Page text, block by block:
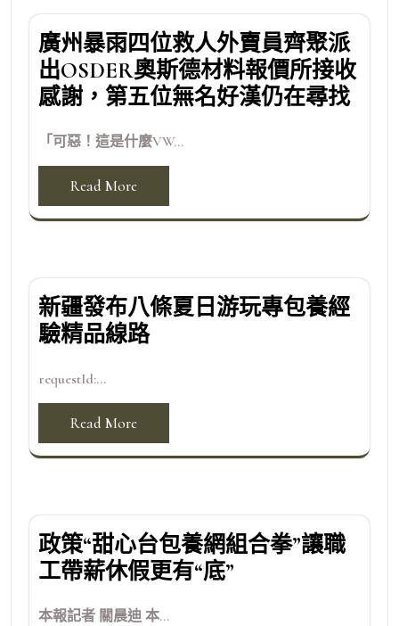
廣州暴雨四位救人外賣員齊聚派
出OSDER奧斯德材料報價所接收
感謝，第五位無名好漢仍在尋找
「可惡！這是什麼VW...
Read More
新疆發布八條夏日游玩專包養經
驗精品線路
requestId:...
Read More
政策“甜心台包養網組合拳”讓職
工帶薪休假更有“底”
本報記者 關晨迪 本...